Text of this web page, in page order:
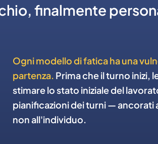
finalmente
Ogni modello di fatica ha una
partenza. Prima che il turno inizi,
stimare lo stato iniziale del
pianificazioni dei turni — ancorati
non all'individuo.